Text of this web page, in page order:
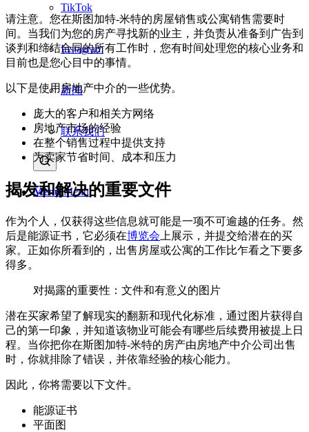
TikTok
Instagram
新闻
联系我们
Menu Menu
请注意。您在斯图加特-米特的房屋销售或公寓销售需要时
间。当我们为您的房产寻找新的业主，并负责从准备到广告到
谈判和缔结合同的所有工作时，您有时间处理您的核心业务和
目前也是您心目中的事情。
以下是使用房地产中介的一些优势。
庞大的客户和相关方网络
房地产市场的经验
在整个销售过程中提供支持
为卖家节省时间、成本和压力
揭发和解决的重要文件
作为个人，仅获得这些信息就可能是一项不可逾越的任务。然
后是能源证书，它必须在博览会 上展示，并提交给潜在的买
家。正如你所看到的，出售房屋或公寓的工作比乍看之下要多
得多。
对揭露的重要性：文件和有意义的图片
潜在买家希望了解现实的翻新和现代化标准，通过图片获得自
己的第一印象，并知道该物业可能会有哪些后续费用被提上日
程。当你把你在斯图加特-米特的房产由房地产中介公司出售
时，你就排除了错误，并依靠经验的核心能力。
因此，你将需要以下文件。
能源证书
平面图